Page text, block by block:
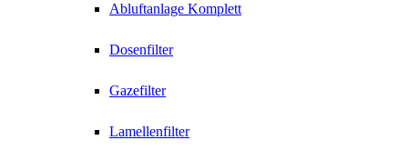
Abluftanlage Komplett
Dosenfilter
Gazefilter
Lamellenfilter